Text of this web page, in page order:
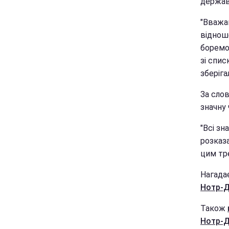
зі
За
значну
"Всі
цим
Нотр-
Також
Нотр-